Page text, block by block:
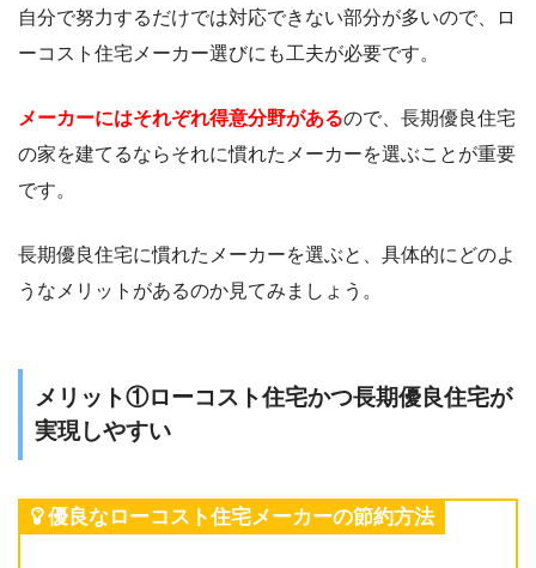
自分で努力するだけでは対応できない部分が多いので、ロ
ーコスト住宅メーカー選びにも工夫が必要です。
メーカーにはそれぞれ得意分野があるので、長期優良住宅
の家を建てるならそれに慣れたメーカーを選ぶことが重要
です。
長期優良住宅に慣れたメーカーを選ぶと、具体的にどのよ
うなメリットがあるのか見てみましょう。
メリット①ローコスト住宅かつ長期優良住宅が
実現しやすい
優良なローコスト住宅メーカーの節約方法